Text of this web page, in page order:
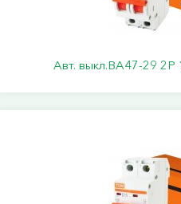
Авт. выкл.ВА47-29 2Р